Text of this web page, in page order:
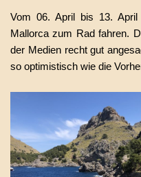
Vom 06. April bis 13.
Mallorca zum Rad fahren.
der Medien recht gut
so optimistisch wie die